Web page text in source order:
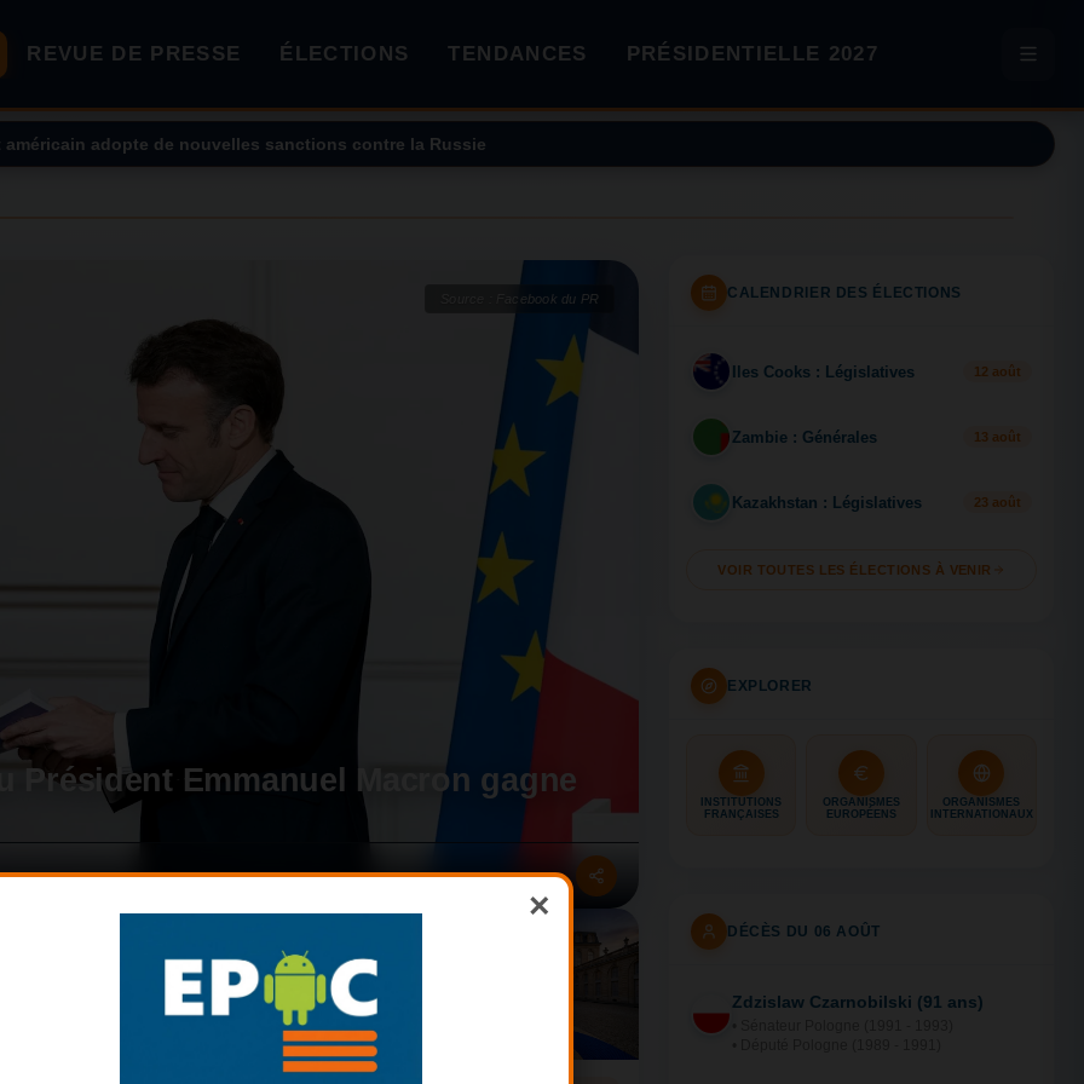
REVUE DE PRESSE ÉLECTIONS TENDANCES PRÉSIDENTIELLE 2027
? Le gouvernement décide de la repousser à 2028
Source : Facebook du PR
Président Emmanuel Macron gagne
NOUVEAU NOM
CALENDRIER DES ÉLECTIONS
IL Iles Cooks : Législatives 12 août
Zambie : Générales 13 août
Kazakhstan : Législatives 23 août
VOIR TOUTES LES ÉLECTIONS À VENIR
EXPLORER
INSTITUTIONS
FRANÇAISES
ORGANISMES
EUROPÉENS
ORGANISMES
INTERNATIONAUX
DÉCÈS DU 06 AOÛT
PO
Zdzislaw Czarnobilski (91 ans)
×